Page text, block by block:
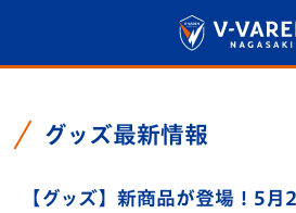
グッズ最新情報
【グッズ】新商品が登場！5